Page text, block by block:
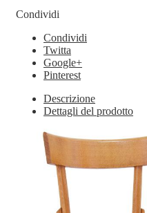
Condividi
Condividi
Twitta
Google+
Pinterest
Descrizione
Dettagli del prodotto